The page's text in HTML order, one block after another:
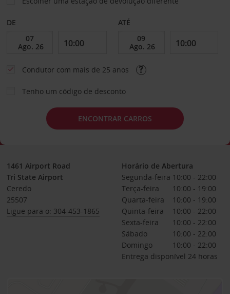
DE ATÉ
Condutor com mais de 25 anos
Tenho um código de desconto
ENCONTRAR CARROS
1461 Airport Road
Tri State Airport
Ceredo
25507
Ligue para o: 304-453-1865
Horário de Abertura
Segunda-feira 10:00 - 22:00
Terça-feira
10:00 - 19:00
Quarta-feira
10:00 - 19:00
Quinta-feira
10:00 - 22:00
Sexta-feira
10:00 - 22:00
Sábado
10:00 - 22:00
Domingo
10:00 - 22:00
Entrega disponível 24 horas